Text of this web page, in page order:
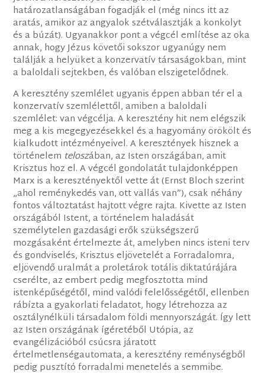
határozatlanságában fogadják el (még nincs itt az
aratás, amikor az angyalok szétválasztják a konkolyt
és a búzát). Ugyanakkor pont a végcél említése az oka
annak, hogy Jézus követői sokszor ugyanúgy nem
találják a helyüket a konzervatív társaságokban, mint
a baloldali sejtekben, és valóban elszigetelődnek.
A keresztény szemlélet ugyanis éppen abban tér el a
konzervatív szemlélettől, amiben a baloldali
szemlélet: van végcélja. A keresztény hit nem elégszik
meg a kis megegyezésekkel és a hagyomány örökölt és
kialkudott intézményeivel. A keresztények hisznek a
történelem teloszában, az Isten országában, amit
Krisztus hoz el. A végcél gondolatát tulajdonképpen
Marx is a keresztényektől vette át (Ernst Bloch szerint
„ahol reménykedés van, ott vallás van”), csak néhány
fontos változtatást hajtott végre rajta. Kivette az Isten
országából Istent, a történelem haladását
személytelen gazdasági erők szükségszerű
mozgásaként értelmezte át, amelyben nincs isteni terv
és gondviselés, Krisztus eljövetelét a Forradalomra,
eljövendő uralmát a proletárok totális diktatúrájára
cserélte, az embert pedig megfosztotta mind
istenképűségétől, mind valódi felelősségétől, ellenben
rábízta a gyakorlati feladatot, hogy létrehozza az
osztálynélküli társadalom földi mennyországát. Így lett
az Isten országának ígéretéből Utópia, az
evangélizációból csúcsra járatott
értelmetlenségautomata, a keresztény reménységből
pedig pusztító forradalmi menetelés a semmibe.